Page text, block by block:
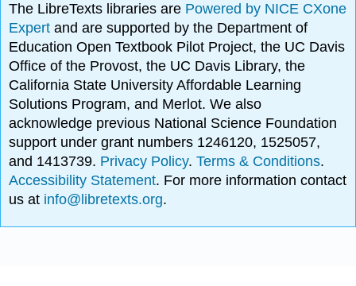
The LibreTexts libraries are Powered by NICE CXone
Expertand are supported by the Department of
Education Open Textbook Pilot Project, the UC Davis
Office of the Provost, the UC Davis Library, the
California State University Affordable Learning
Solutions Program, and Merlot. We also
acknowledge previous National Science Foundation
support under grant numbers 1246120, 1525057,
and 1413739. Privacy Policy.Terms & Conditions.
Accessibility Statement. For more information contact
us at info@libretexts.org.